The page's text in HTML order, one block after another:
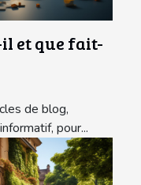
il et que fait-
de blog,
pour...